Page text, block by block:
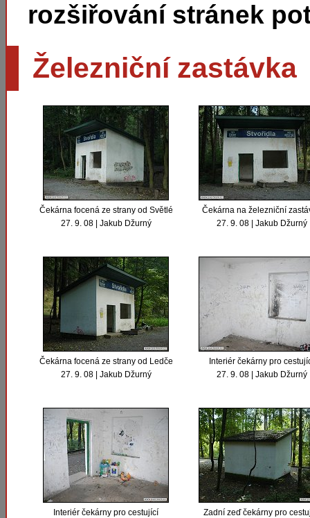
rozšiřování stránek
Železniční zastávka
Čekárna focená ze strany od Světlé
27. 9. 08 | Jakub Džurný
Čekárna na železniční
27. 9. 08 | Jakub Džurný
Čekárna focená ze strany od Ledče
27. 9. 08 | Jakub Džurný
Interiér čekárny pro
27. 9. 08 | Jakub Džurný
Interiér čekárny pro cestující
Zadní zeď čekárny pro